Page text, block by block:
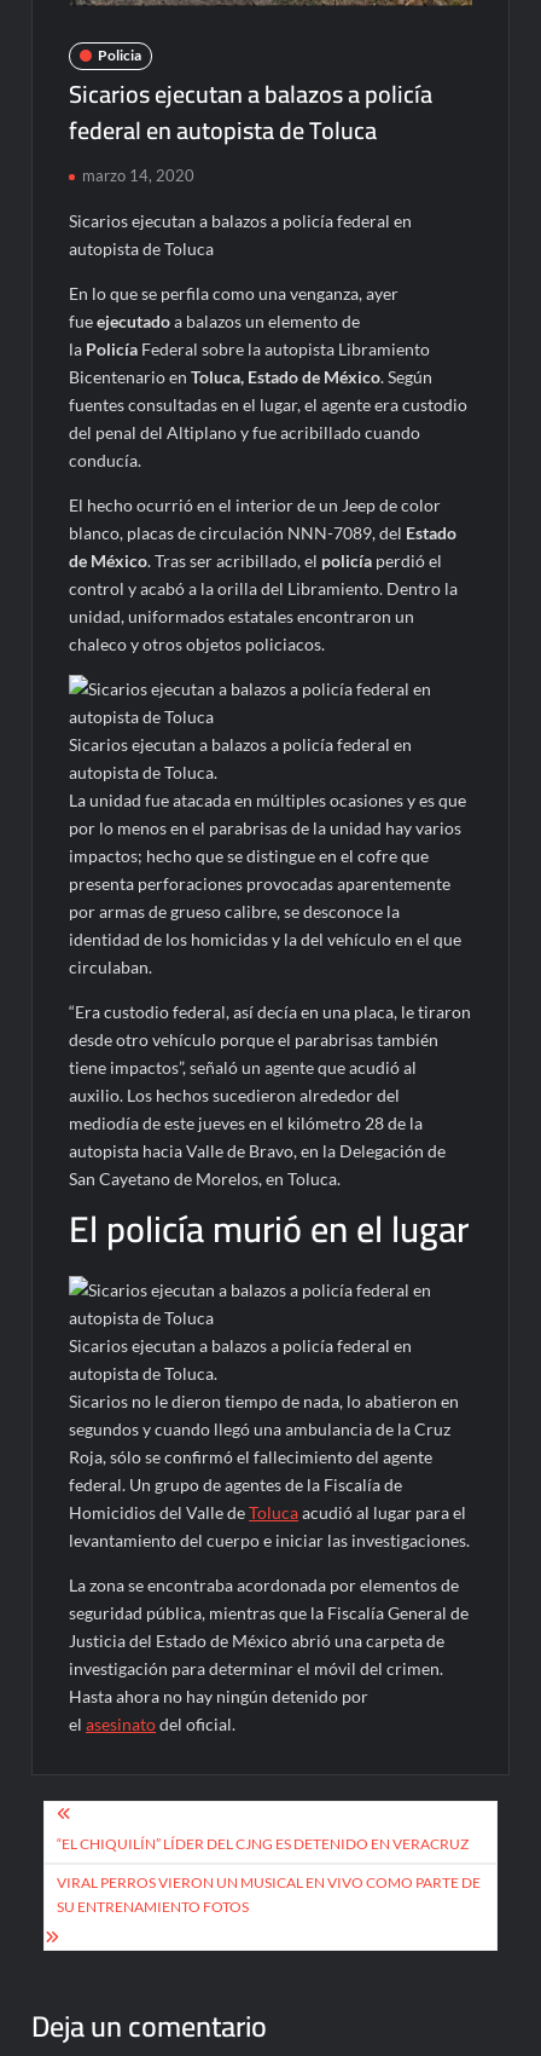
Policia
Sicarios ejecutan a balazos a policía
federal en autopista de Toluca
marzo 14, 2020
Sicarios ejecutan a balazos a policía federal en
autopista de Toluca
En lo que se perfila como una venganza, ayer
fueejecutadoa balazos un elemento de
la Policía Federal sobre la autopista Libramiento
Bicentenario enToluca, Estado de México. Según
fuentes consultadas en el lugar, el agente era custodio
del penal del Altiplano y fue acribillado cuando
conducía.
El hecho ocurrió en el interior de un Jeep de color
blanco, placas de circulación NNN-7089, del Estado
de México. Tras ser acribillado, el policía perdió el
control y acabó a la orilla del Libramiento. Dentro la
unidad, uniformados estatales encontraron un
chaleco y otros objetos policiacos.
Sicarios ejecutan a balazos a policía federal en
autopista de Toluca.
La unidad fue atacada en múltiples ocasiones y es que
por lo menos en el parabrisas de la unidad hay varios
impactos; hecho que se distingue en el cofre que
presenta perforaciones provocadas aparentemente
por armas de grueso calibre, se desconoce la
identidad de los homicidas y la del vehículo en el que
circulaban.
“Era custodio federal, así decía en una placa, le tiraron
desde otro vehículo porque el parabrisas también
tiene impactos”, señaló un agente que acudió al
auxilio. Los hechos sucedieron alrededor del
mediodía de este jueves en el kilómetro 28 de la
autopista hacia Valle de Bravo, en la Delegación de
San Cayetano de Morelos, en Toluca.
El policía murió en el lugar
Sicarios ejecutan a balazos a policía federal en
autopista de Toluca.
Sicarios no le dieron tiempo de nada, lo abatieron en
segundos y cuando llegó una ambulancia de la Cruz
Roja, sólo se confirmó el fallecimiento del agente
federal. Un grupo de agentes de la Fiscalía de
Homicidios del Valle deTolucaacudió al lugar para el
levantamiento del cuerpo e iniciar las investigaciones.
La zona se encontraba acordonada por elementos de
seguridad pública, mientras que la Fiscalía General de
Justicia del Estado de México abrió una carpeta de
investigación para determinar el móvil del crimen.
Hasta ahora no hay ningún detenido por
elasesinatodel oficial.
Navegación
de
entradas
“EL CHIQUILÍN” LÍDER DEL CJNG ES DETENIDO EN VERACRUZ
VIRAL PERROS VIERON UN MUSICAL EN VIVO COMO PARTE DE
SU ENTRENAMIENTO FOTOS
Deja un comentario